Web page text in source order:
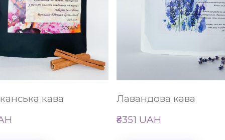
кава
Лавандова кава
₴351 UAH